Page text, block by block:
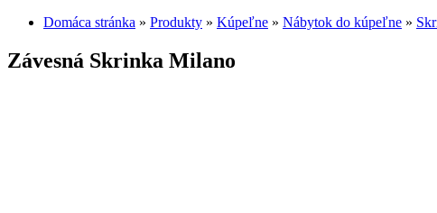
Domáca stránka » Produkty » Kúpeľne » Nábytok do kúpeľne »
Závesná Skrinka Milano